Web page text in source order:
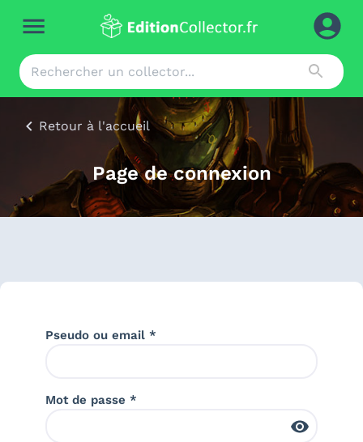
Retour à l'accueil
Page de connexion
Pseudo ou email *
Mot de passe *